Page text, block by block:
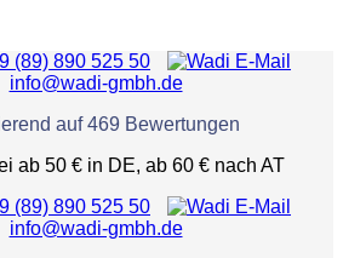
(89) 890 525 50
info@wadi-gmbh.de
auf469 Bewertungen
ab 50 € in DE, ab 60 € nach AT
(89) 890 525 50
info@wadi-gmbh.de